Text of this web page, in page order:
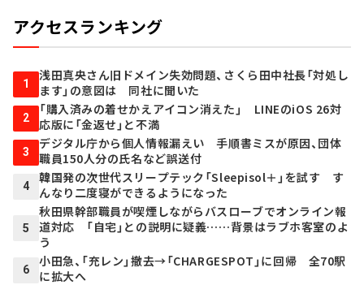
アクセスランキング
1
浅田真央さん旧ドメイン失効問題、さくら田中社長「対処し
ます」の意図は 同社に聞いた
2
「購入済みの着せかえアイコン消えた」 LINEのiOS 26対
応版に「金返せ」と不満
3
デジタル庁から個人情報漏えい 手順書ミスが原因、団体
職員150人分の氏名など誤送付
4
韓国発の次世代スリープテック「Sleepisol＋」を試す す
んなり二度寝ができるようになった
5
秋田県幹部職員が喫煙しながらバスローブでオンライン報
道対応 「自宅」との説明に疑義……背景はラブホ客室のよ
う
6
小田急、「充レン」撤去→「CHARGESPOT」に回帰 全70駅
に拡大へ